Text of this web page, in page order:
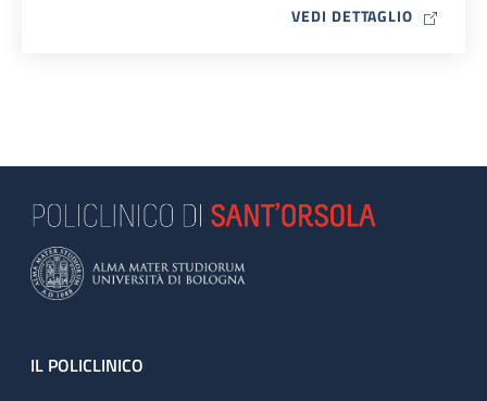
VEDI DETTAGLIO MAP ICON
Footer
IL POLICLINICO